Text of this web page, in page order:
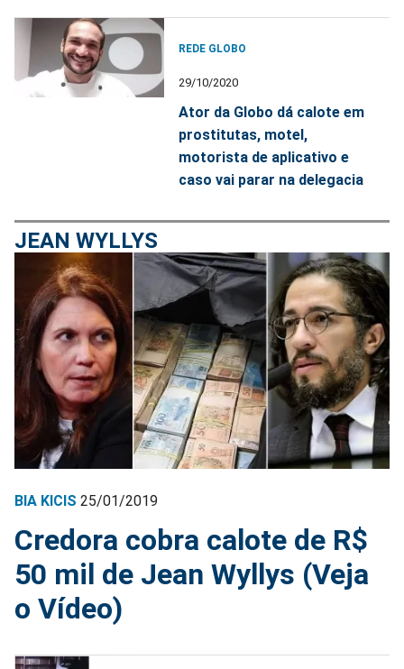
REDE GLOBO
29/10/2020
Ator da Globo dá calote em
prostitutas, motel,
motorista de aplicativo e
caso vai parar na delegacia
JEAN WYLLYS
BIA KICIS 25/01/2019
Credora cobra calote de R$
50 mil de Jean Wyllys (Veja
o Vídeo)